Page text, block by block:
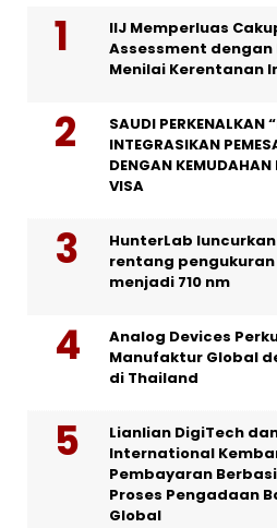
IIJ Memperluas
Assessment dengan
Menilai Kerentanan
SAUDI PERKENALKAN
INTEGRASIKAN
DENGAN KEMUDAHAN
VISA
HunterLab
rentang
menjadi 710 nm
Analog Devices
Manufaktur Global
di Thailand
Lianlian DigiTech
International
Pembayaran
Proses Pengadaan
Global